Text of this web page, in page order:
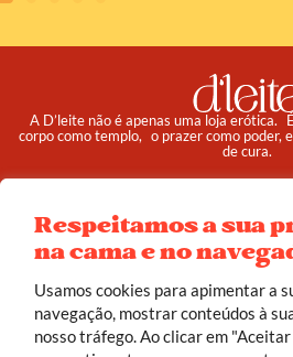
Respeitamos a sua
na cama e no
Usamos cookies para apimentar a
navegação, mostrar conteúdos à
nosso tráfego. Ao clicar em "Aceitar
A D’leite não é apenas uma loja erótica.
corpo como templo, o prazer como poder,
de cura.
Pedidos
Reembolso e Devoluções
Termos e Condições
© 2025 d’leite. Todos os